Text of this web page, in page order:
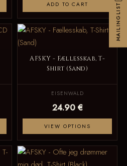
ADD TO CART
AFSKY - Fællesskab, T-
Shirt (Sand)
EISENWALD
24.90 €
VIEW OPTIONS
MAILINGLIST